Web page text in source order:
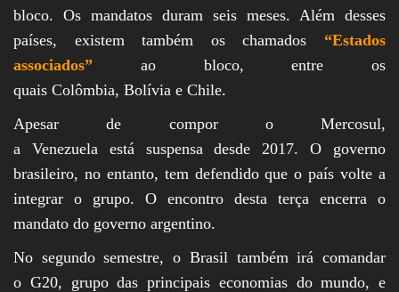
bloco. Os mandatos duram seis meses. Além desses
países, existem também os chamados “Estados
associados” ao bloco, entre os
quais Colômbia, Bolívia e Chile.
Apesar de compor o Mercosul,
a Venezuela está suspensa desde 2017. O governo
brasileiro, no entanto, tem defendido que o país volte a
integrar o grupo. O encontro desta terça encerra o
mandato do governo argentino.
No segundo semestre, o Brasil também irá comandar
o G20, grupo das principais economias do mundo, e